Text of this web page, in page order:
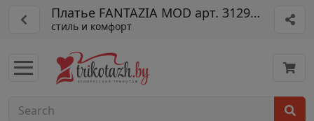
Платье FANTAZIA MOD арт. 3129 беж
стиль и комфорт